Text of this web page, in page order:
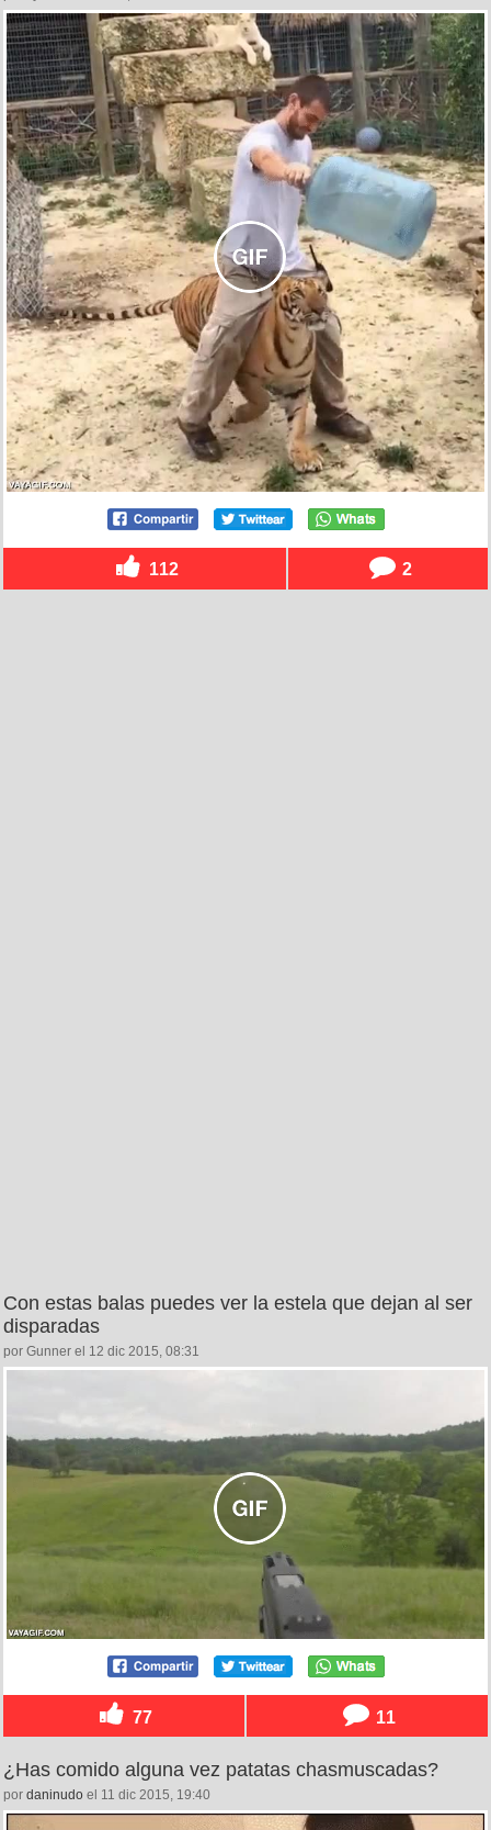
112 2
Con estas balas puedes ver la estela que dejan al ser
disparadas
por Gunner el 12 dic 2015, 08:31
77 11
¿Has comido alguna vez patatas chasmuscadas?
por daninudo el 11 dic 2015, 19:40